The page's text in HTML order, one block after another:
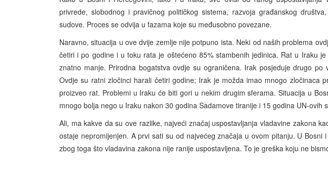
privrede, slobodnog i pravičnog političkog sistema, razvoja građanskog
sudove. Proces se odvija u fazama koje su međusobno povezane.
Naravno, situacija u ove dvije zemlje nije potpuno ista. Neki od naših problema
četiri i po godine i u toku rata je oštećeno 85% stambenih jedinica. Rat u Iraku
znatno manje. Prirodna bogatstva ovdje su ograničena. Irak posjeduje drugo po
Ovdje su ratni zločinci harali četiri godine; Irak je možda imao mnogo zločinaca
proizveo rat. Problemi u Iraku će biti gori u nekim drugim sferama. Situacija u
mnogo bolja nego u Iraku nakon 30 godina Sadamove tiranije i 15 godina UN-ovih
Ali, ma kakve da su ove razlike, najveći značaj uspostavljanja vladavine zakona
ostaje nepromijenjen. A prvi sati su od najvećeg značaja u ovom pitanju. U Bosni
zbog toga što vladavina zakona nije ranije uspostavljena. To je greška koju ne